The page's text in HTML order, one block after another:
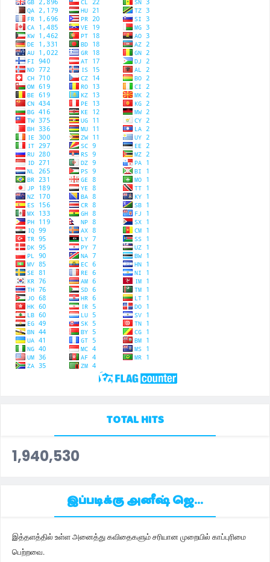
TOTAL HITS
1,940,530
இப்படிக்கு அனீஷ் ஜெ...
இத்தளத்தில் உள்ள அனைத்து கவிதைகளும் சரியான முறையில் காப்புரிமை
பெற்றவை.